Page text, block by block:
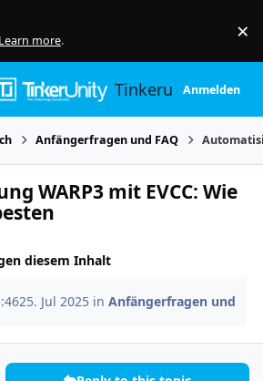
Learn more. ×
TinkerunityAnmelden
Anfängerfragen und FAQ
WARP3 mit EVCC: Wie
diesem Inhalt
25. Jul 2025 inAnfängerfragen und